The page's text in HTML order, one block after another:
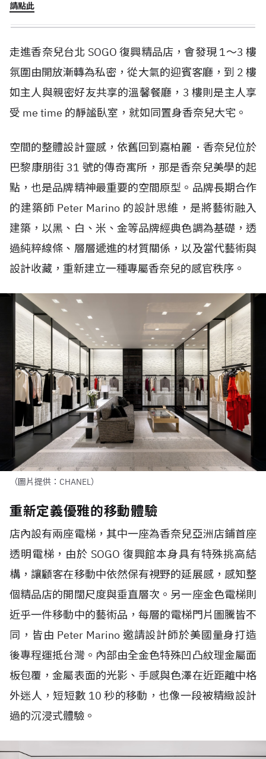
請點此
走進香奈兒台北 SOGO 復興精品店，會發現 1～3 樓
氛圍由開放漸轉為私密，從大氣的迎賓客廳，到 2 樓
如主人與親密好友共享的溫馨餐廳，3 樓則是主人享
受 me time 的靜謐臥室，就如同置身香奈兒大宅。
空間的整體設計靈感，依舊回到嘉柏麗．香奈兒位於
巴黎康朋街 31 號的傳奇寓所，那是香奈兒美學的起
點，也是品牌精神最重要的空間原型。品牌長期合作
的建築師 Peter Marino 的設計思維，是將藝術融入
建築，以黑、白、米、金等品牌經典色調為基礎，透
過純粹線條、層層遞進的材質關係，以及當代藝術與
設計收藏，重新建立一種專屬香奈兒的感官秩序。
（圖片提供：CHANEL）
重新定義優雅的移動體驗
店內設有兩座電梯，其中一座為香奈兒亞洲店鋪首座
透明電梯，由於 SOGO 復興館本身具有特殊挑高結
構，讓顧客在移動中依然保有視野的延展感，感知整
個精品店的開闊尺度與垂直層次。另一座金色電梯則
近乎一件移動中的藝術品，每層的電梯門片圖騰皆不
同，皆由 Peter Marino 邀請設計師於美國量身打造
後專程運抵台灣。內部由全金色特殊凹凸紋理金屬面
板包覆，金屬表面的光影、手感與色澤在近距離中格
外迷人，短短數 10 秒的移動，也像一段被精緻設計
過的沉浸式體驗。